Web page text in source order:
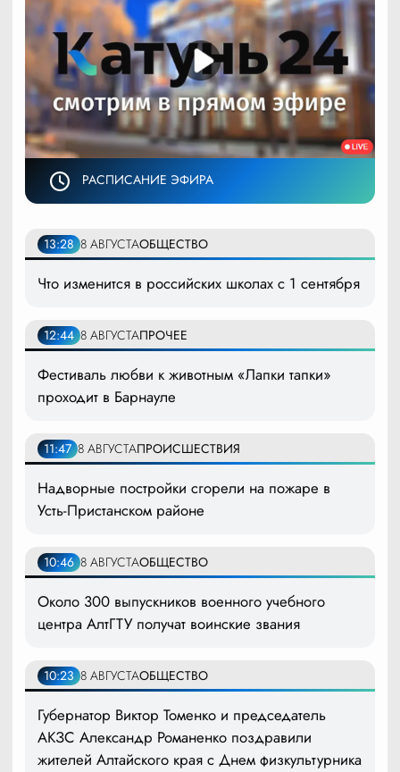
РАСПИСАНИЕ ЭФИРА
13:28 8 АВГУСТАОБЩЕСТВО
Что изменится в российских школах с 1 сентября
12:44 8 АВГУСТАПРОЧЕЕ
Фестиваль любви к животным «Лапки тапки»
проходит в Барнауле
11:47 8 АВГУСТАПРОИСШЕСТВИЯ
Надворные постройки сгорели на пожаре в
Усть-Пристанском районе
10:46 8 АВГУСТАОБЩЕСТВО
Около 300 выпускников военного учебного
центра АлтГТУ получат воинские звания
10:23 8 АВГУСТАОБЩЕСТВО
Губернатор Виктор Томенко и председатель
АКЗС Александр Романенко поздравили
жителей Алтайского края с Днем физкультурника